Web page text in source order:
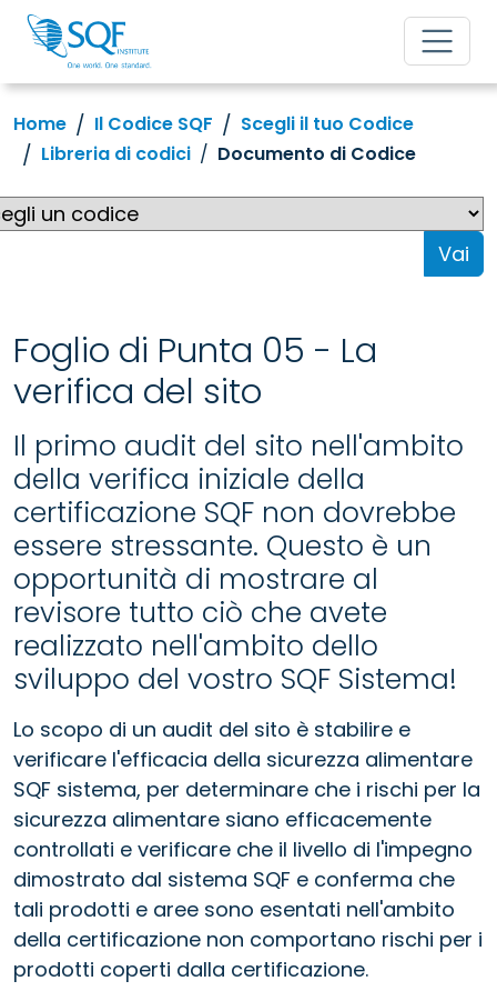
Home Il Codice SQF
Scegli il tuo Codice
Libreria di codici
Documento di Codice
Vai
Foglio di Punta 05 - La
verifica del sito
Il primo audit del sito nell'ambito
della verifica iniziale della
certificazione SQF non dovrebbe
essere stressante. Questo è un
opportunità di mostrare al
revisore tutto ciò che avete
realizzato nell'ambito dello
sviluppo del vostro SQF Sistema!
Lo scopo di un audit del sito è stabilire e
verificare l'efficacia della sicurezza alimentare
SQF sistema, per determinare che i rischi per la
sicurezza alimentare siano efficacemente
controllati e verificare che il livello di l'impegno
dimostrato dal sistema SQF e conferma che
tali prodotti e aree sono esentati nell'ambito
della certificazione non comportano rischi per i
prodotti coperti dalla certificazione.